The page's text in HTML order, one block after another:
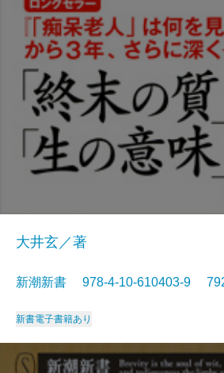
大井玄／著
新潮新書 978-4-10-610403-9
新書電子書籍あり